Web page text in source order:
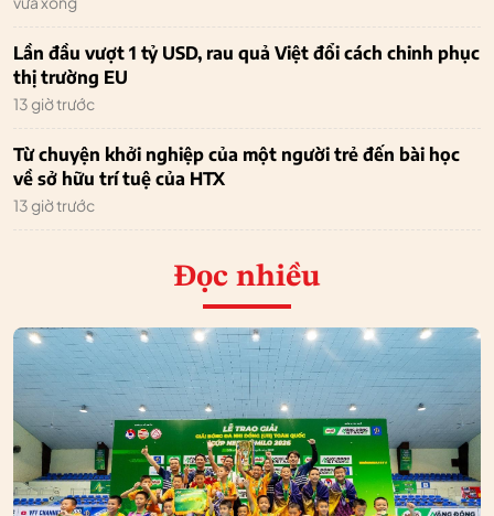
Lần đầu vượt 1 tỷ USD, rau quả Việt đổi cách chinh phục
thị trường EU
13 giờ trước
Từ chuyện khởi nghiệp của một người trẻ đến bài học
về sở hữu trí tuệ của HTX
13 giờ trước
Đọc nhiều